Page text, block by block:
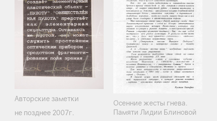
Авторские заметки
не позднее 2007г.
Осенние жесты гнева.
Памяти Лидии Блиновой